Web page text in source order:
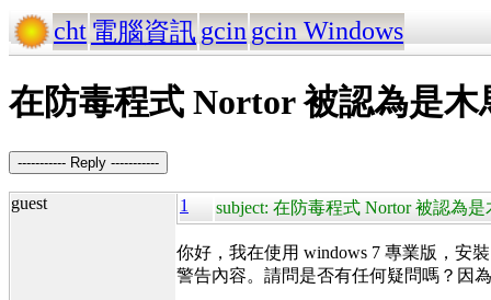
cht 電腦資訊 gcin gcin Windows
在防毒程式 Nortor 被認為是木
----------- Reply -----------
guest 1 subject: 在防毒程式 Nortor 被認為是
你好，我在使用 windows 7 專業版，安
警告內容。請問是否有任何疑問嗎？因